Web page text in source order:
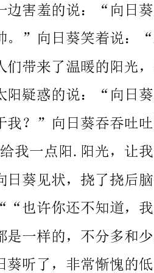
向日葵听了，非常惭愧的低下了头，不知所措。